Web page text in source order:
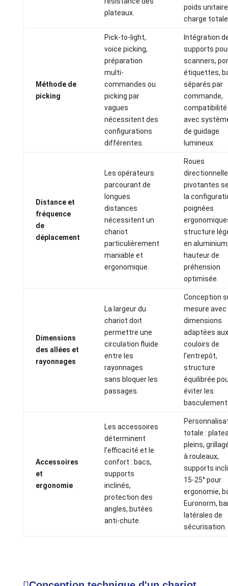
plateaux.
poids
charge
Méthode de
picking
Pick-to-light,
voice picking,
préparation
multi-
commandes ou
picking par
vagues
nécessitent des
configurations
différentes.
Intégration
supports
scanners,
étiquettes,
séparés par
commande,
compatibilité
avec
de guidage
lumineux.
Distance et
fréquence
de
déplacement
Les opérateurs
parcourant de
longues
distances
nécessitent un
chariot
particulièrement
maniable et
ergonomique.
Roues
pivotantes
la
poignées
structure
en
hauteur de
préhension
optimisée.
Dimensions
des allées et
rayonnages
La largeur du
chariot doit
permettre une
circulation fluide
entre les
rayonnages
sans bloquer les
passages.
Conception
mesure avec
dimensions
adaptées aux
couloirs de
l’entrepôt,
structure
équilibrée
éviter les
Accessoires
et
ergonomie
Les accessoires
déterminent
l’efficacité et le
confort : bacs,
supports
inclinés,
protection des
angles, butées
anti-chute.
totale :
pleins,
à rouleaux,
supports
15-25° pour
ergonomie,
Euronorm,
latérales de
sécurisation.